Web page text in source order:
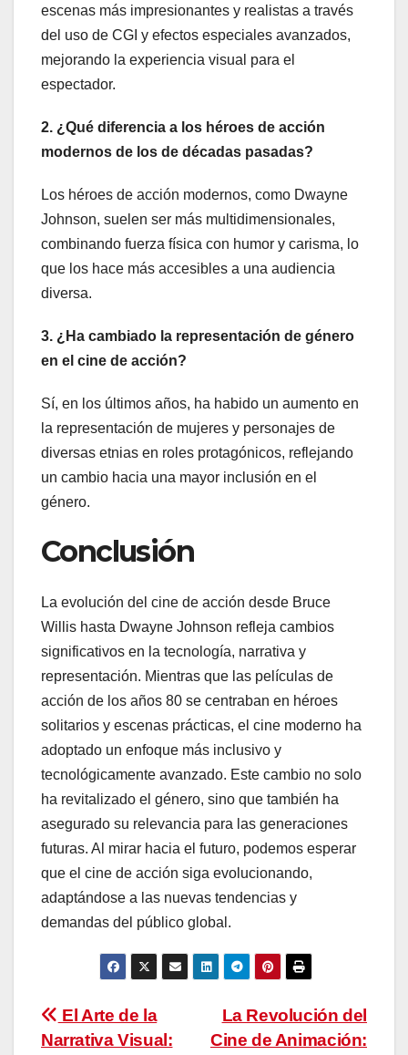
escenas más impresionantes y realistas a través
del uso de CGI y efectos especiales avanzados,
mejorando la experiencia visual para el
espectador.
2. ¿Qué diferencia a los héroes de acción
modernos de los de décadas pasadas?
Los héroes de acción modernos, como Dwayne
Johnson, suelen ser más multidimensionales,
combinando fuerza física con humor y carisma, lo
que los hace más accesibles a una audiencia
diversa.
3. ¿Ha cambiado la representación de género
en el cine de acción?
Sí, en los últimos años, ha habido un aumento en
la representación de mujeres y personajes de
diversas etnias en roles protagónicos, reflejando
un cambio hacia una mayor inclusión en el
género.
Conclusión
La evolución del cine de acción desde Bruce
Willis hasta Dwayne Johnson refleja cambios
significativos en la tecnología, narrativa y
representación. Mientras que las películas de
acción de los años 80 se centraban en héroes
solitarios y escenas prácticas, el cine moderno ha
adoptado un enfoque más inclusivo y
tecnológicamente avanzado. Este cambio no solo
ha revitalizado el género, sino que también ha
asegurado su relevancia para las generaciones
futuras. Al mirar hacia el futuro, podemos esperar
que el cine de acción siga evolucionando,
adaptándose a las nuevas tendencias y
demandas del público global.
Navegación
La Revolución del
Cine de Animación:
El Arte de la
Narrativa Visual: